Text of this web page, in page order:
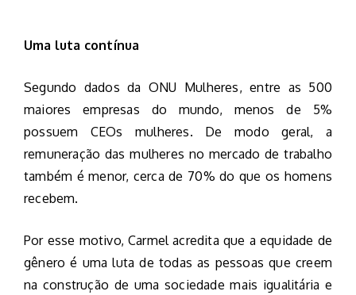
Uma luta contínua
Segundo dados da ONU Mulheres, entre as 500
maiores empresas do mundo, menos de 5%
possuem CEOs mulheres. De modo geral, a
remuneração das mulheres no mercado de trabalho
também é menor, cerca de 70% do que os homens
recebem.
Por esse motivo, Carmel acredita que a equidade de
gênero é uma luta de todas as pessoas que creem
na construção de uma sociedade mais igualitária e